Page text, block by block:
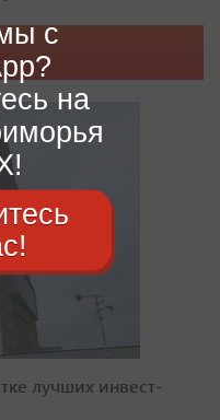
лучших инвест-
с
на